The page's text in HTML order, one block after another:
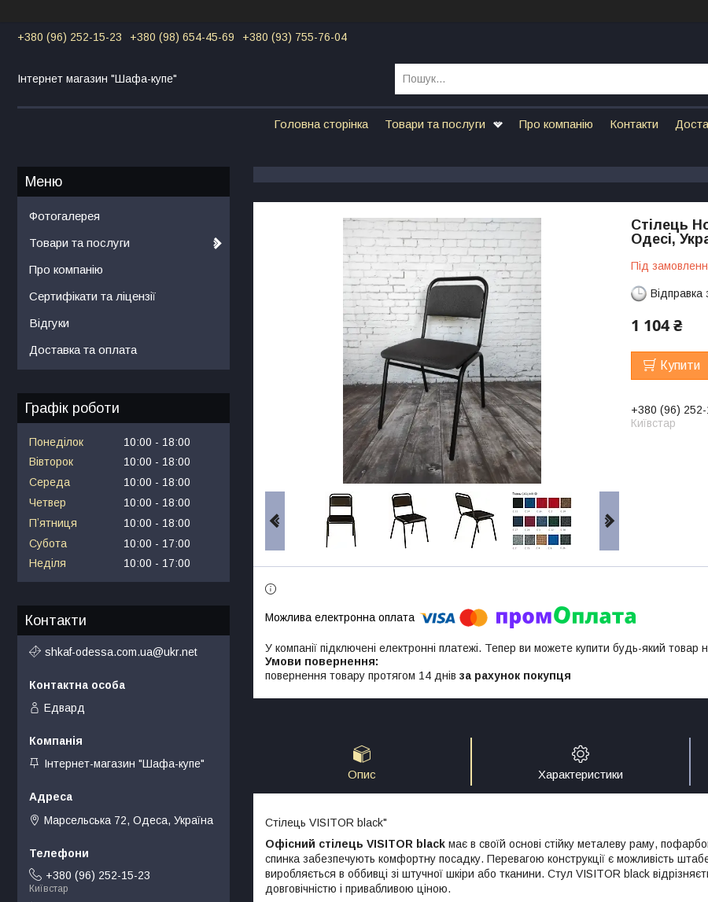
+380 (96) 252-15-23 +380 (98) 654-45-69 +380 (93) 755-76-04
Інтернет магазин "Шафа-купе"
Головна сторінка Товари та послуги Про компанію Контакти
Стілець
Одесі,
Під
Відправка
1 104 ₴
Купити
+380 (96)
Київстар
У компанії підключені електронні платежі. Тепер ви можете купити будь-який товар
повернення товару протягом 14 днів за рахунок покупця
Опис Характеристики
Стілець VISITOR black"
Офісний стілець VISITOR black має в своїй основі стійку металеву раму,
спинка забезпечують комфортну посадку. Перевагою конструкції є можливість
виробляється в оббивці зі штучної шкіри або тканини. Стул VISITOR black
довговічністю і привабливою ціною.
Фотогалерея
Товари та послуги
Про компанію
Сертифікати та ліцензії
Відгуки
Доставка та оплата
Графік роботи
Понеділок 10:00
18:00
Вівторок
10:00
18:00
Середа
10:00
18:00
Четвер
10:00
18:00
Пʼятниця
10:00
18:00
Субота
10:00
17:00
Неділя
10:00 17:00
Контакти
shkaf-odessa.com.ua@ukr.net
Едвард
Інтернет-магазин "Шафа-купе"
Марсельська 72, Одеса, Україна
+380 (96) 252-15-23
Київстар